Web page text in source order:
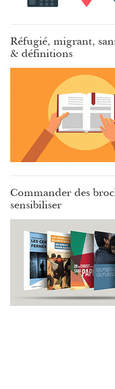
Réfugié, migrant,
& définitions
Commander des
sensibiliser